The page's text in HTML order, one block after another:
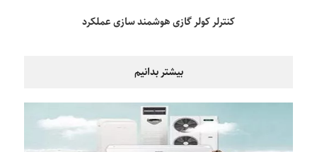
کنترلر کولر گازی هوشمند سازی عملکرد
بیشتر بدانیم